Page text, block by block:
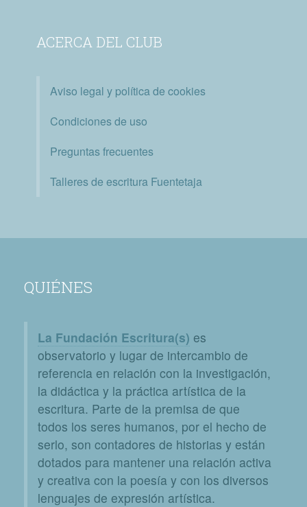
ACERCA DEL CLUB
Aviso legal y política de cookies
Condiciones de uso
Preguntas frecuentes
Talleres de escritura Fuentetaja
QUIÉNES
La Fundación Escritura(s) es
observatorio y lugar de intercambio de
referencia en relación con la investigación,
la didáctica y la práctica artística de la
escritura. Parte de la premisa de que
todos los seres humanos, por el hecho de
serlo, son contadores de historias y están
dotados para mantener una relación activa
y creativa con la poesía y con los diversos
lenguajes de expresión artística.